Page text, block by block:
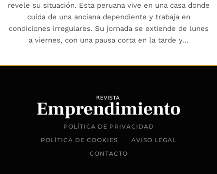
revele su situación. Esta peruana vive en una casa donde
cuida de una anciana dependiente y trabaja en
condiciones irregulares. Su jornada se extiende de lunes
a viernes, con una pausa corta en la tarde y…
POLÍTICA DE PRIVACIDAD
POLÍTICA DE COOKIES
AVISO LEGAL
CONTACTO